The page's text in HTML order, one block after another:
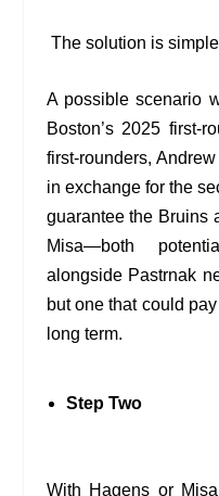
The solution is
A possible scenario
Boston’s 2025 first-
first-rounders,
in exchange for the
guarantee the Bruins
Misa—both
alongside Pastrnak
but one that could
long term.
Step Two
With Hagens or